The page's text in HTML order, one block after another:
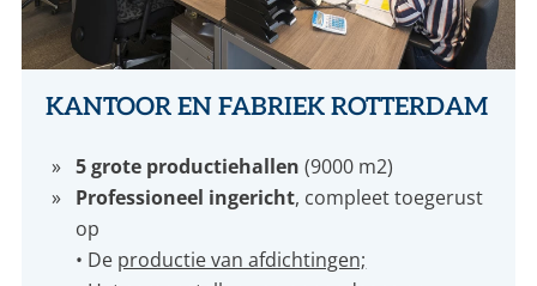
KANTOOR EN FABRIEK ROTTERDAM
5 grote productiehallen (9000 m2)
Professioneel ingericht, compleet toegerust
op
• De productie van afdichtingen;